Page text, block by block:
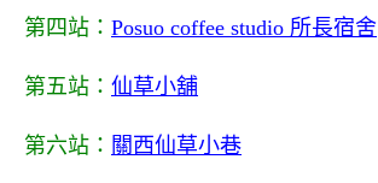
第四站： Posuo coffee studio 所長宿舍
第五站： 仙草小舖
第六站： 關西仙草小巷